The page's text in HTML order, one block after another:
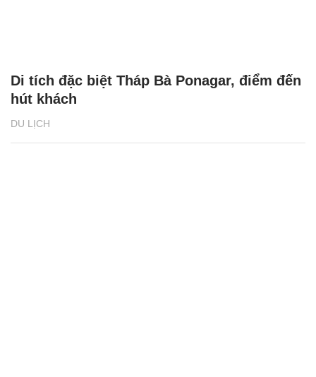
DU LỊCH
Di tích đặc biệt Tháp Bà Ponagar, điểm đến
hút khách